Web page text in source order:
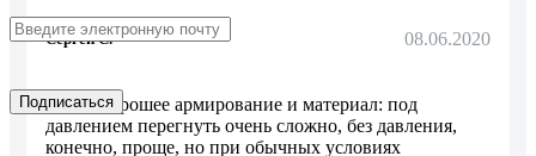
Сергей С. 08.06.2020
Очень хорошее армирование и материал: под
давлением перегнуть очень сложно, без давления,
конечно, проще, но при обычных условиях
Подписаться